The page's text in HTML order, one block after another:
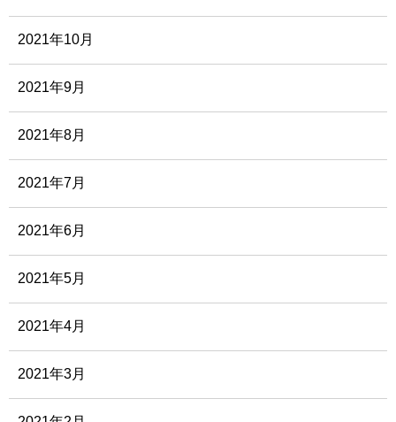
2021年10月
2021年9月
2021年8月
2021年7月
2021年6月
2021年5月
2021年4月
2021年3月